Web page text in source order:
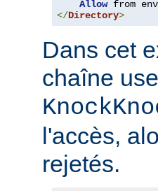
Allow from env
</Directory>
Dans cet
chaîne
l'accès,
rejetés.